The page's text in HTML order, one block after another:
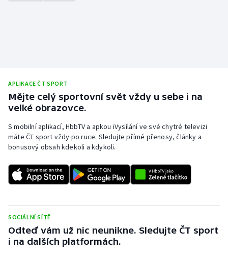
APLIKACE ČT SPORT
Mějte celý sportovní svět vždy u sebe i na
velké obrazovce.
S mobilní aplikací, HbbTV a apkou iVysílání ve své chytré televizi
máte ČT sport vždy po ruce. Sledujte přímé přenosy, články a
bonusový obsah kdekoli a kdykoli.
SOCIÁLNÍ SÍTĚ
Odteď vám už nic neunikne. Sledujte ČT sport
i na dalších platformách.